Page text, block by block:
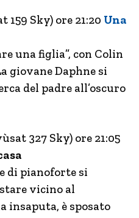
159 Sky) ore 21:20 Una
una figlia”, con Colin
giovane Daphne si
del padre all’oscuro
327 Sky) ore 21:05
di pianoforte si
vicino al
insaputa, è sposato